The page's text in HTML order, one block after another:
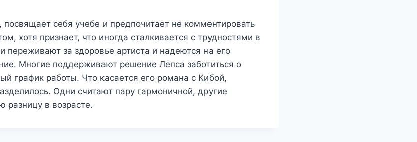
себя учебе и предпочитает не комментировать
хотя признает, что иногда сталкивается с трудностями в
переживают за здоровье артиста и надеются на его
Многие поддерживают решение Лепса заботиться о
график работы. Что касается его романа с Кибой,
Одни считают пару гармоничной, другие
разницу в возрасте.